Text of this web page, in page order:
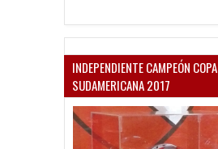
INDEPENDIENTE CAMPEÓN COPA
SUDAMERICANA 2017